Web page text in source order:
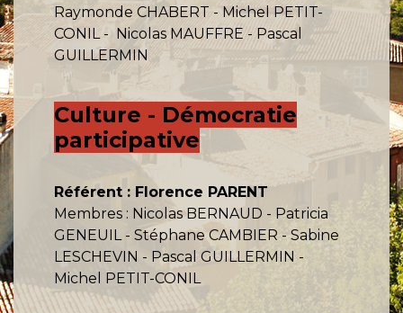
Raymonde CHABERT - Michel PETIT-
CONIL - Nicolas MAUFFRE - Pascal
GUILLERMIN
Culture - Démocratie
participative
Référent : Florence PARENT
Membres : Nicolas BERNAUD - Patricia
GENEUIL - Stéphane CAMBIER - Sabine
LESCHEVIN - Pascal GUILLERMIN -
Michel PETIT-CONIL